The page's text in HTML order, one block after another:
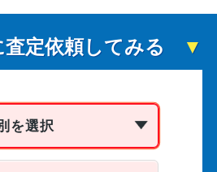
定依頼してみる
を選択